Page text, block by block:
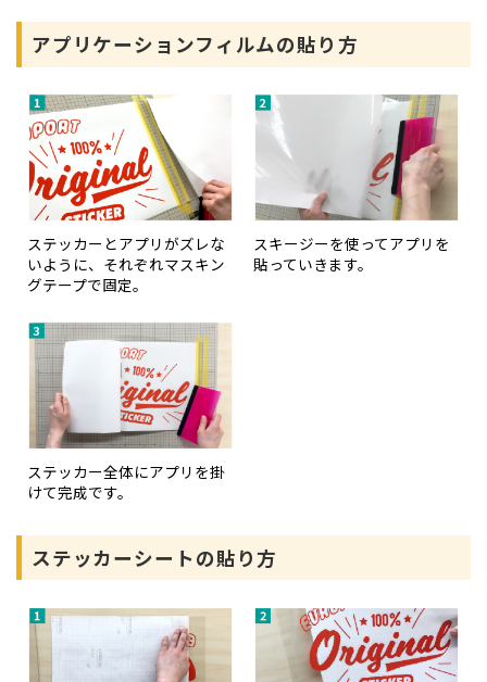
アプリケーションフィルムの貼り方
ステッカーとアプリがズレな
いように、それぞれマスキン
グテープで固定。
スキージーを使ってアプリを
貼っていきます。
ステッカー全体にアプリを掛
けて完成です。
ステッカーシートの貼り方